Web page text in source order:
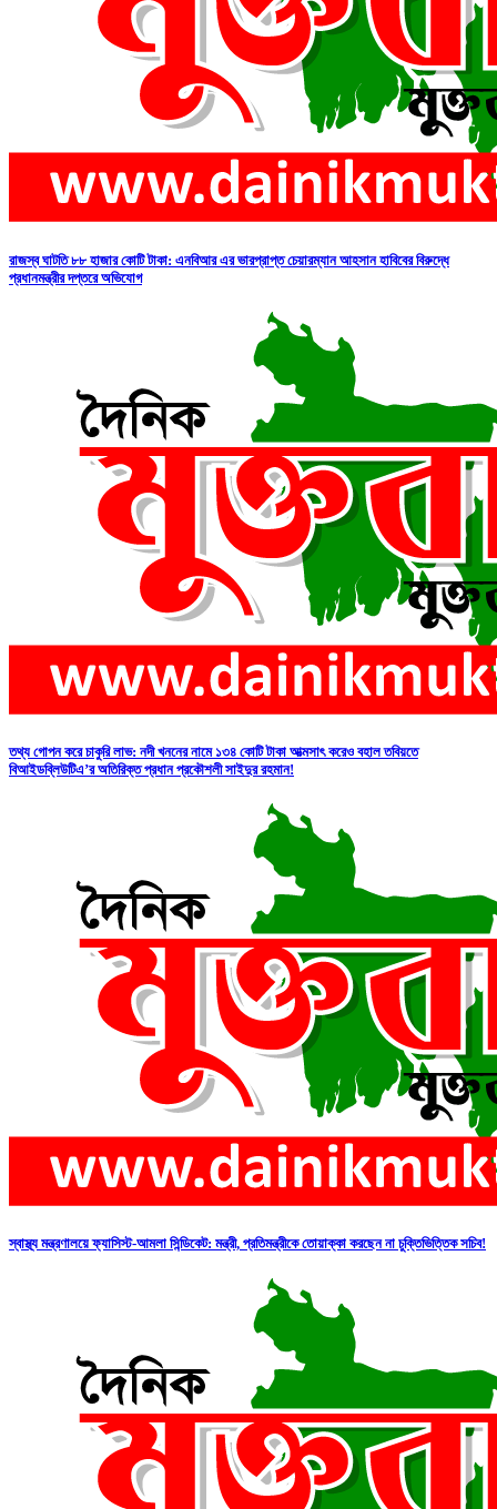
রাজস্ব ঘাটতি ৮৮ হাজার কোটি টাকা: এনবিআর এর ভারপ্রাপ্ত চেয়ারম্যান আহসান হাবিবের বিরুদ্ধে
প্রধানমন্ত্রীর দপ্তরে অভিযোগ
তথ্য গোপন করে চাকুরি লাভ: নদী খননের নামে ১৩৪ কোটি টাকা আত্মসাৎ করেও বহাল তবিয়তে
বিআইডব্লিউটিএ’র অতিরিক্ত প্রধান প্রকৌশলী সাইদুর রহমান!
স্বাস্থ্য মন্ত্রণালয়ে ফ্যাসিস্ট-আমলা সিন্ডিকেট: মন্ত্রী, প্রতিমন্ত্রীকে তোয়াক্কা করছেন না চুক্তিভিত্তিক সচিব!